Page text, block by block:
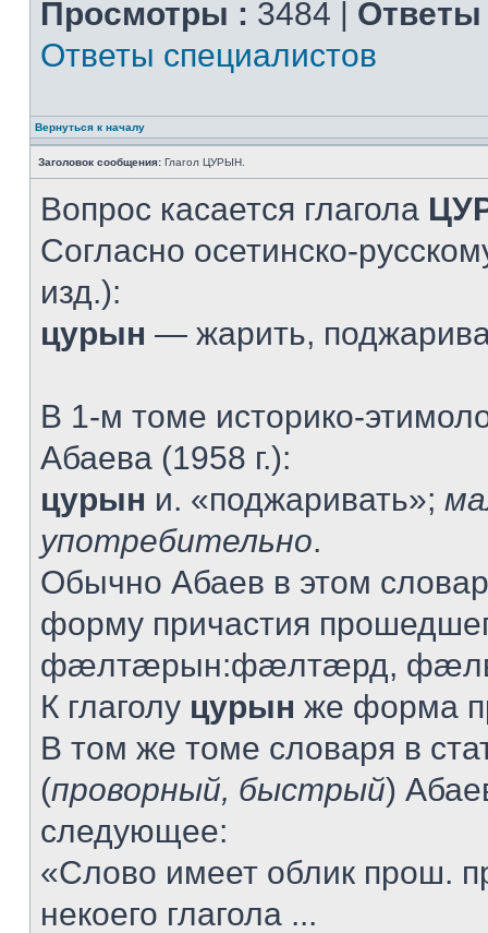
Просмотры : 3484 | Ответы
Ответы специалистов
Вернуться к началу
Заголовок сообщения: Глагол ЦУРЫН.
Вопрос касается глагола
Согласно осетинско-
изд.):
цурын — жарить,
В 1-м томе историко-
Абаева (1958 г.):
цурын и. «поджаривать»;
употребительно.
Обычно Абаев в этом
форму причастия
фæлтæрын:фæлтæрд,
К глаголу цурын же форма
В том же томе словаря в
(проворный, быстрый)
следующее:
«Слово имеет облик прош.
некоего глагола ...